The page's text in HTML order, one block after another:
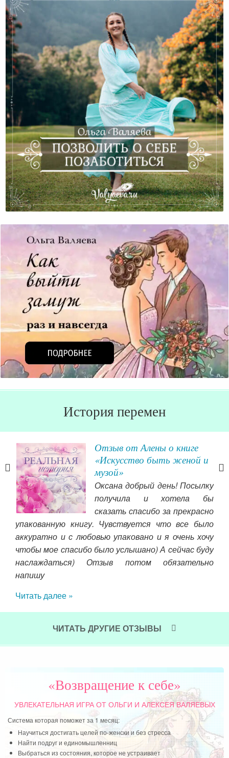
Позволить О Себе Позаботиться
История перемен
Отзыв от Алены о книге
«Искусство быть женой и
музой»
Оксана добрый день! Посылку
получила и хотела бы
сказать спасибо за прекрасно
упакованную книгу. Чувствуется что все было
аккуратно и с любовью упаковано и я очень хочу
чтобы мое спасибо было услышано) А сейчас буду
наслаждаться) Отзыв потом обязательно
напишу
Читать далее »
ЧИТАТЬ ДРУГИЕ ОТЗЫВЫ
«Возвращение к себе»
УВЛЕКАТЕЛЬНАЯ ИГРАОТ ОЛЬГИ И АЛЕКСЕЯ ВАЛЯЕВЫХ
Система которая поможет за 1 месяц:
Научиться достигать целей по-женски и без стресса
Найти подруг и единомышленниц
Выбраться из состояния, которое не устраивает